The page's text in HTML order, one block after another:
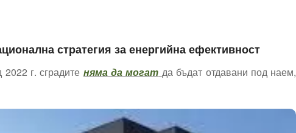
стратегия за енергийна ефективност
2022 г. сградите няма да могат да бъдат отдавани под наем,